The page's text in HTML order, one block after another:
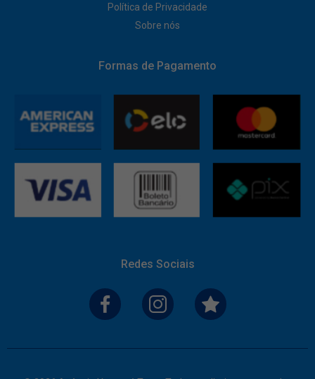
Política de Privacidade
Sobre nós
Formas de Pagamento
Redes Sociais